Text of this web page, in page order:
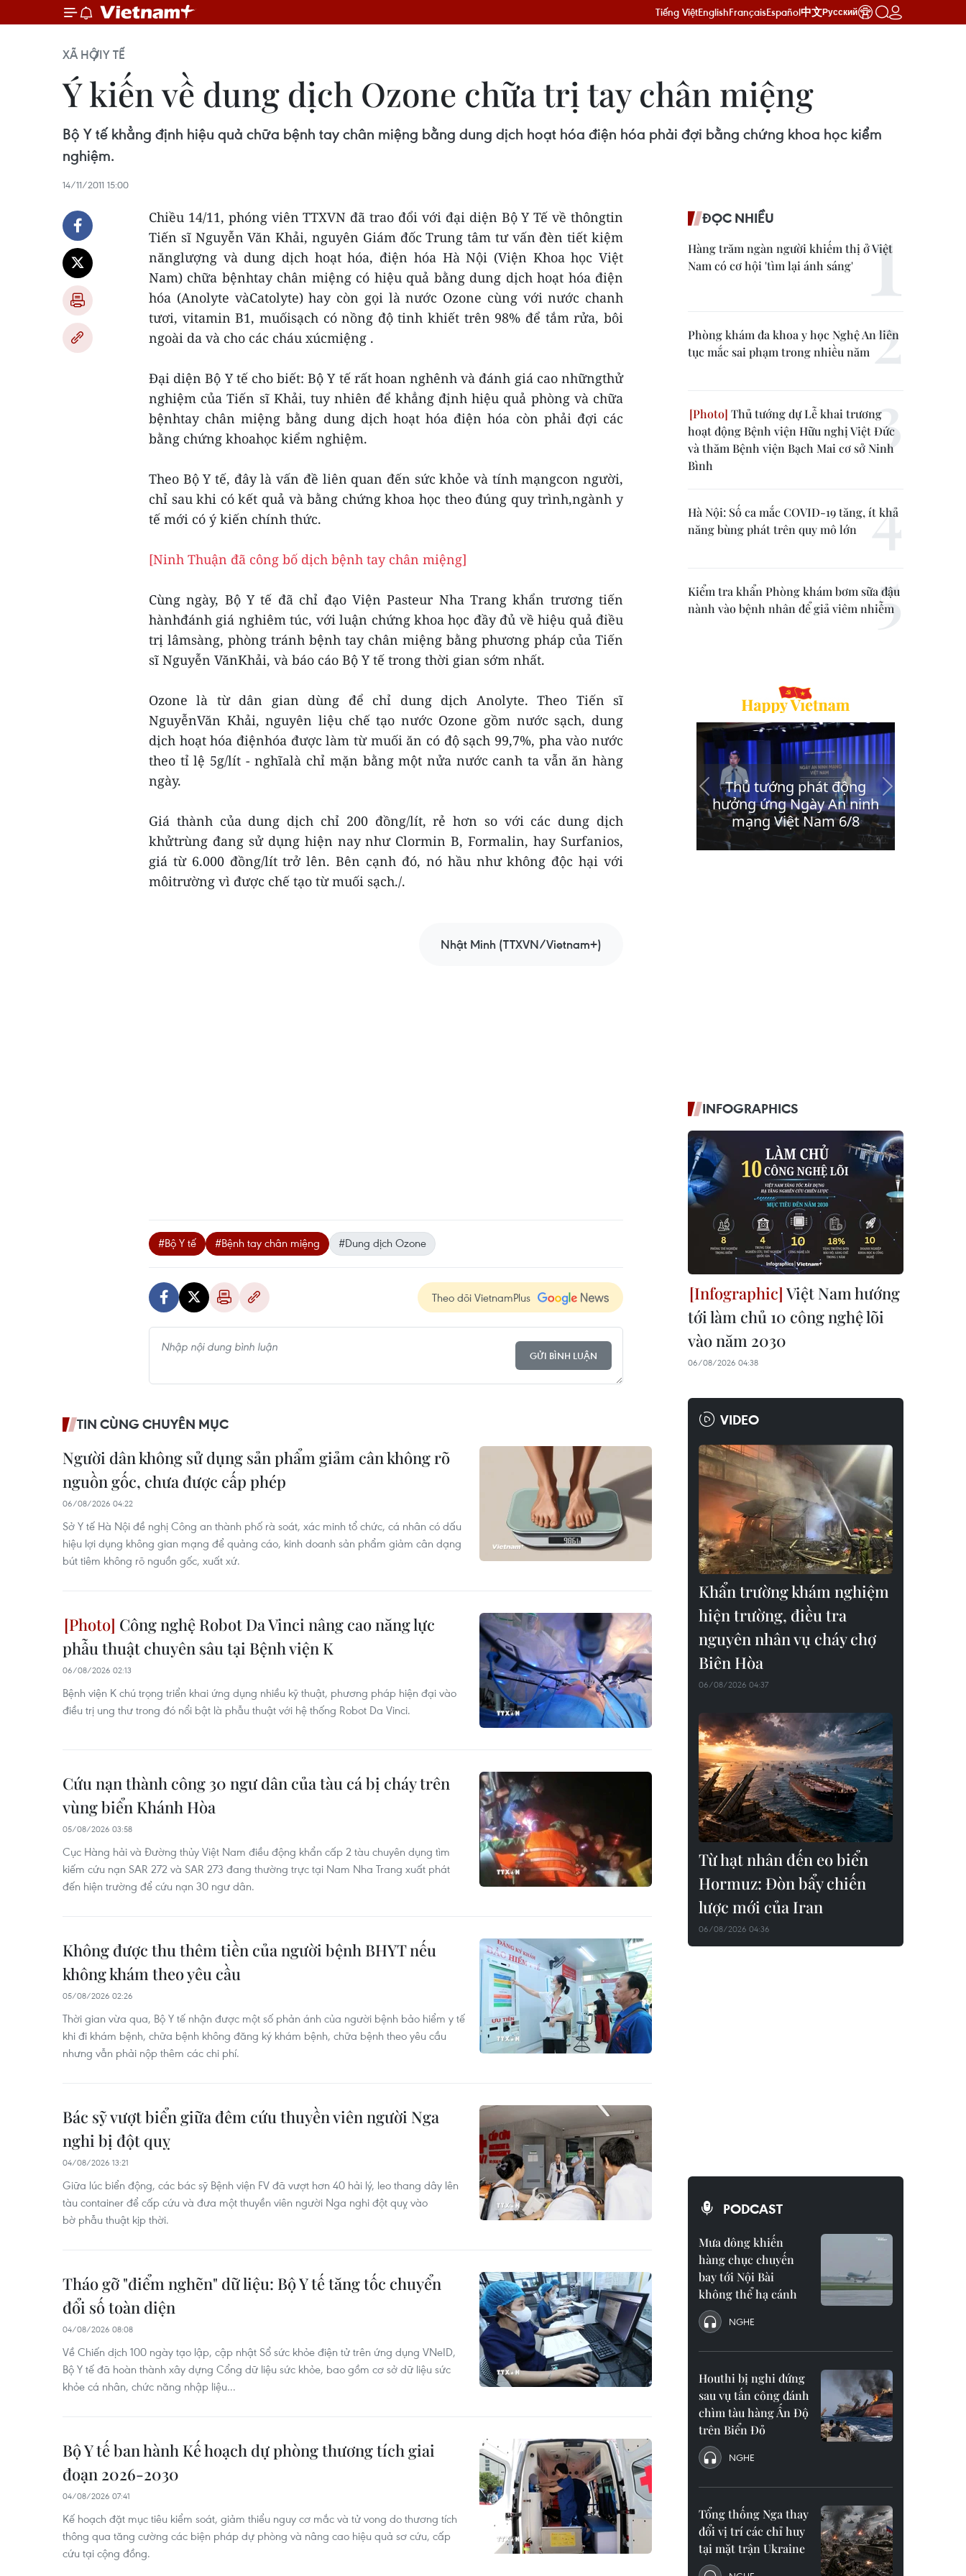
Tiếng ViệtEnglishFrançaisEspañol中文Русский
XÃ HỘIY TẾ
Ý kiến về dung dịch Ozone chữa trị tay chân miệng
Bộ Y tế khẳng định hiệu quả chữa bệnh tay chân miệng bằng dung dịch hoạt hóa điện hóa phải đợi bằng chứng khoa học kiểm
nghiệm.
14/11/2011 15:00
Chiều 14/11, phóng viên TTXVN đã trao đổi với đại diện Bộ Y Tế về thôngtin
Tiến sĩ Nguyễn Văn Khải, nguyên Giám đốc Trung tâm tư vấn đèn tiết kiệm
nănglượng và dung dịch hoạt hóa, điện hóa Hà Nội (Viện Khoa học Việt
Nam) chữa bệnhtay chân miệng có hiệu quả bằng dung dịch hoạt hóa điện
hóa (Anolyte vàCatolyte) hay còn gọi là nước Ozone cùng với nước chanh
tươi, vitamin B1, muốisạch có nồng độ tinh khiết trên 98% để tắm rửa, bôi
ngoài da và cho các cháu xúcmiệng .
Đại diện Bộ Y tế cho biết: Bộ Y tế rất hoan nghênh và đánh giá cao nhữngthử
nghiệm của Tiến sĩ Khải, tuy nhiên để khẳng định hiệu quả phòng và chữa
bệnhtay chân miệng bằng dung dịch hoạt hóa điện hóa còn phải đợi các
bằng chứng khoahọc kiểm nghiệm.
Theo Bộ Y tế, đây là vấn đề liên quan đến sức khỏe và tính mạngcon người,
chỉ sau khi có kết quả và bằng chứng khoa học theo đúng quy trình,ngành y
tế mới có ý kiến chính thức.
[Ninh Thuận đã công bố dịch bệnh tay chân miệng]
Cùng ngày, Bộ Y tế đã chỉ đạo Viện Pasteur Nha Trang khẩn trương tiến
hànhđánh giá nghiêm túc, với luận chứng khoa học đầy đủ về hiệu quả điều
trị lâmsàng, phòng tránh bệnh tay chân miệng bằng phương pháp của Tiến
sĩ Nguyễn VănKhải, và báo cáo Bộ Y tế trong thời gian sớm nhất.
Ozone là từ dân gian dùng để chỉ dung dịch Anolyte. Theo Tiến sĩ
NguyễnVăn Khải, nguyên liệu chế tạo nước Ozone gồm nước sạch, dung
dịch hoạt hóa điệnhóa được làm từ muối ăn có độ sạch 99,7%, pha vào nước
theo tỉ lệ 5g/lít - nghĩalà chỉ mặn bằng một nửa nước canh ta vẫn ăn hàng
ngày.
Giá thành của dung dịch chỉ 200 đồng/lít, rẻ hơn so với các dung dịch
khửtrùng đang sử dụng hiện nay như Clormin B, Formalin, hay Surfanios,
giá từ 6.000 đồng/lít trở lên. Bên cạnh đó, nó hầu như không độc hại với
môitrường vì được chế tạo từ muối sạch./.
Nhật Minh (TTXVN/Vietnam+)
#Bộ Y tế #Bệnh tay chân miệng #Dung dịch Ozone
Theo dõi VietnamPlus
GỬI BÌNH LUẬN
TIN CÙNG CHUYÊN MỤC
Người dân không sử dụng sản phẩm giảm cân không rõ
nguồn gốc, chưa được cấp phép
06/08/2026 04:22
Sở Y tế Hà Nội đề nghị Công an thành phố rà soát, xác minh tổ chức, cá nhân có dấu
hiệu lợi dụng không gian mạng để quảng cáo, kinh doanh sản phẩm giảm cân dạng
bút tiêm không rõ nguồn gốc, xuất xứ.
Công nghệ Robot Da Vinci nâng cao năng lực
phẫu thuật chuyên sâu tại Bệnh viện K
06/08/2026 02:13
Bệnh viện K chú trọng triển khai ứng dụng nhiều kỹ thuật, phương pháp hiện đại vào
điều trị ung thư trong đó nổi bật là phẫu thuật với hệ thống Robot Da Vinci.
Cứu nạn thành công 30 ngư dân của tàu cá bị cháy trên
vùng biển Khánh Hòa
05/08/2026 03:58
Cục Hàng hải và Đường thủy Việt Nam điều động khẩn cấp 2 tàu chuyên dụng tìm
kiếm cứu nạn SAR 272 và SAR 273 đang thường trực tại Nam Nha Trang xuất phát
đến hiện trường để cứu nạn 30 ngư dân.
Không được thu thêm tiền của người bệnh BHYT nếu
không khám theo yêu cầu
05/08/2026 02:26
Thời gian vừa qua, Bộ Y tế nhận được một số phản ánh của người bệnh bảo hiểm y tế
khi đi khám bệnh, chữa bệnh không đăng ký khám bệnh, chữa bệnh theo yêu cầu
nhưng vẫn phải nộp thêm các chi phí.
Bác sỹ vượt biển giữa đêm cứu thuyền viên người Nga
nghi bị đột quỵ
04/08/2026 13:21
Giữa lúc biển động, các bác sỹ Bệnh viện FV đã vượt hơn 40 hải lý, leo thang dây lên
tàu container để cấp cứu và đưa một thuyền viên người Nga nghi đột quỵ vào
bờ phẫu thuật kịp thời.
Tháo gỡ "điểm nghẽn" dữ liệu: Bộ Y tế tăng tốc chuyển
đổi số toàn diện
04/08/2026 08:08
Về Chiến dịch 100 ngày tạo lập, cập nhật Sổ sức khỏe điện tử trên ứng dụng VNeID,
Bộ Y tế đã hoàn thành xây dựng Cổng dữ liệu sức khỏe, bao gồm cơ sở dữ liệu sức
khỏe cá nhân, chức năng nhập liệu...
Bộ Y tế ban hành Kế hoạch dự phòng thương tích giai
đoạn 2026-2030
04/08/2026 07:41
Kế hoạch đặt mục tiêu kiểm soát, giảm thiểu nguy cơ mắc và tử vong do thương tích
thông qua tăng cường các biện pháp dự phòng và nâng cao hiệu quả sơ cứu, cấp
cứu tại cộng đồng.
ĐỌC NHIỀU
Hàng trăm ngàn người khiếm thị ở Việt
Nam có cơ hội 'tìm lại ánh sáng'
Phòng khám đa khoa y học Nghệ An liên
tục mắc sai phạm trong nhiều năm
Thủ tướng dự Lễ khai trương
hoạt động Bệnh viện Hữu nghị Việt Đức
và thăm Bệnh viện Bạch Mai cơ sở Ninh
Bình
Hà Nội: Số ca mắc COVID-19 tăng, ít khả
năng bùng phát trên quy mô lớn
Kiểm tra khẩn Phòng khám bơm sữa đậu
nành vào bệnh nhân để giả viêm nhiễm
INFOGRAPHICS
Việt Nam hướng
tới làm chủ 10 công nghệ lõi
vào năm 2030
06/08/2026 04:38
VIDEO
Khẩn trường khám nghiệm
hiện trường, điều tra
nguyên nhân vụ cháy chợ
Biên Hòa
06/08/2026 04:37
Từ hạt nhân đến eo biển
Hormuz: Đòn bẩy chiến
lược mới của Iran
06/08/2026 04:36
PODCAST
Mưa dông khiến
hàng chục chuyến
bay tới Nội Bài
không thể hạ cánh
NGHE
Houthi bị nghi đứng
sau vụ tấn công đánh
chìm tàu hàng Ấn Độ
trên Biển Đỏ
NGHE
Tổng thống Nga thay
đổi vị trí các chỉ huy
tại mặt trận Ukraine